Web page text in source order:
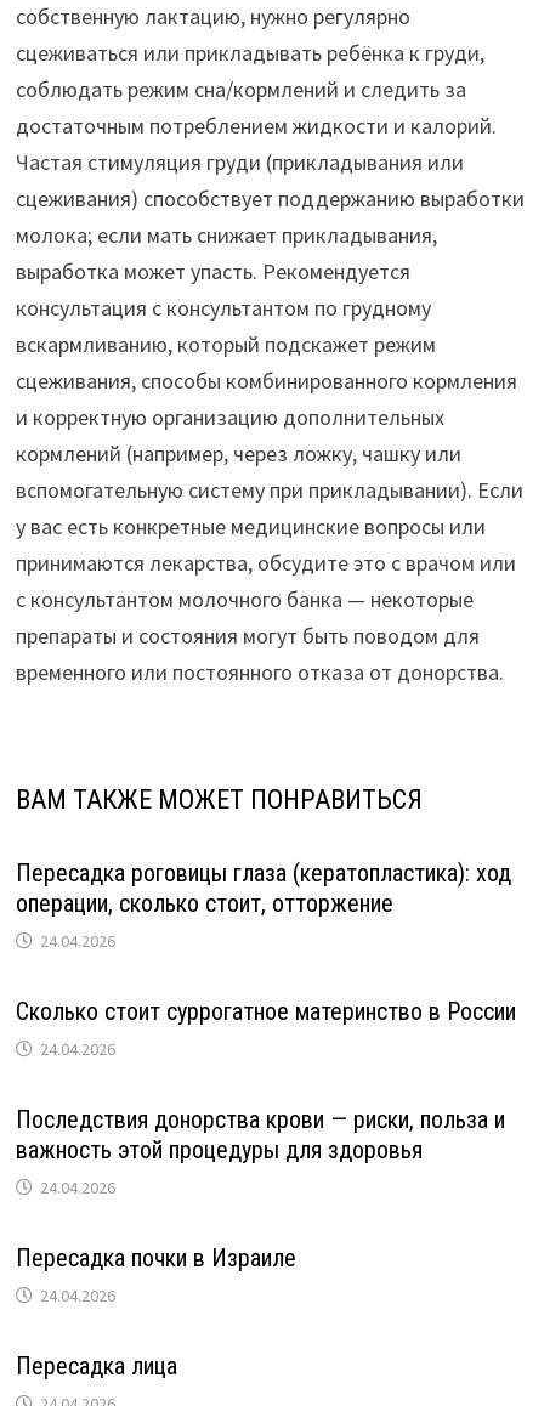
собственную лактацию, нужно регулярно
сцеживаться или прикладывать ребёнка к груди,
соблюдать режим сна/кормлений и следить за
достаточным потреблением жидкости и калорий.
Частая стимуляция груди (прикладывания или
сцеживания) способствует поддержанию выработки
молока; если мать снижает прикладывания,
выработка может упасть. Рекомендуется
консультация с консультантом по грудному
вскармливанию, который подскажет режим
сцеживания, способы комбинированного кормления
и корректную организацию дополнительных
кормлений (например, через ложку, чашку или
вспомогательную систему при прикладывании). Если
у вас есть конкретные медицинские вопросы или
принимаются лекарства, обсудите это с врачом или
с консультантом молочного банка — некоторые
препараты и состояния могут быть поводом для
временного или постоянного отказа от донорства.
ВАМ ТАКЖЕ МОЖЕТ ПОНРАВИТЬСЯ
Пересадка роговицы глаза (кератопластика): ход
операции, сколько стоит, отторжение
24.04.2026
Сколько стоит суррогатное материнство в России
24.04.2026
Последствия донорства крови — риски, польза и
важность этой процедуры для здоровья
24.04.2026
Пересадка почки в Израиле
24.04.2026
Пересадка лица